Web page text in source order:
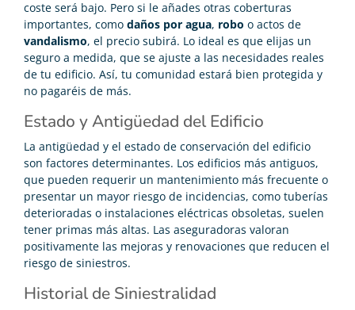
coste será bajo. Pero si le añades otras coberturas
importantes, como daños por agua, robo o actos de
vandalismo, el precio subirá. Lo ideal es que elijas un
seguro a medida, que se ajuste a las necesidades reales
de tu edificio. Así, tu comunidad estará bien protegida y
no pagaréis de más.
Estado y Antigüedad del Edificio
La antigüedad y el estado de conservación del edificio
son factores determinantes. Los edificios más antiguos,
que pueden requerir un mantenimiento más frecuente o
presentar un mayor riesgo de incidencias, como tuberías
deterioradas o instalaciones eléctricas obsoletas, suelen
tener primas más altas. Las aseguradoras valoran
positivamente las mejoras y renovaciones que reducen el
riesgo de siniestros.
Historial de Siniestralidad